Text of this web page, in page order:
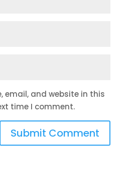
email, and website in this
time I comment.